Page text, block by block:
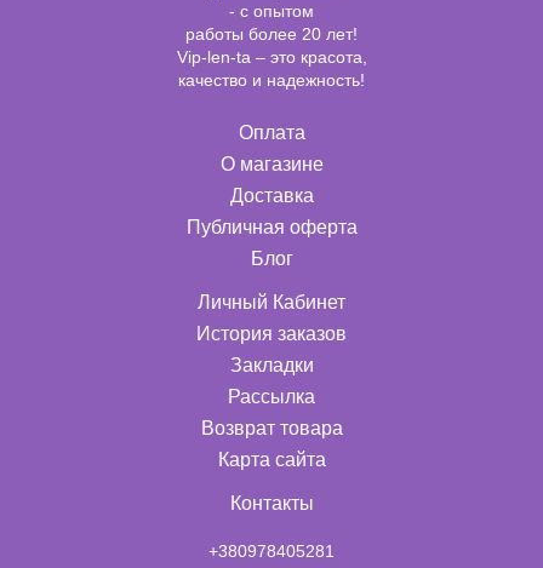
- с опытом
работы более 20 лет!
Vip-len-ta – это красота,
качество и надежность!
Оплата
О магазине
Доставка
Публичная оферта
Блог
Личный Кабинет
История заказов
Закладки
Рассылка
Возврат товара
Карта сайта
Контакты
+380978405281